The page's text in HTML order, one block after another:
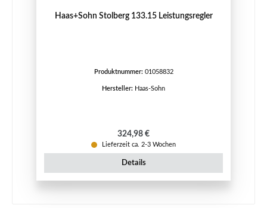
Haas+Sohn Stolberg 133.15 Leistungsregler
Produktnummer: 01058832
Hersteller: Haas-Sohn
Regulärer Preis:
324,98 €
Lieferzeit ca. 2-3 Wochen
Details